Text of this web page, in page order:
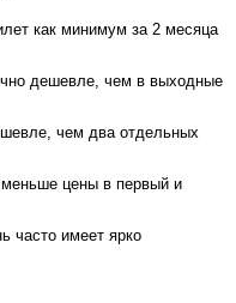
как минимум за 2 месяца
дешевле, чем в выходные
чем два отдельных
меньше цены в первый и
часто имеет ярко